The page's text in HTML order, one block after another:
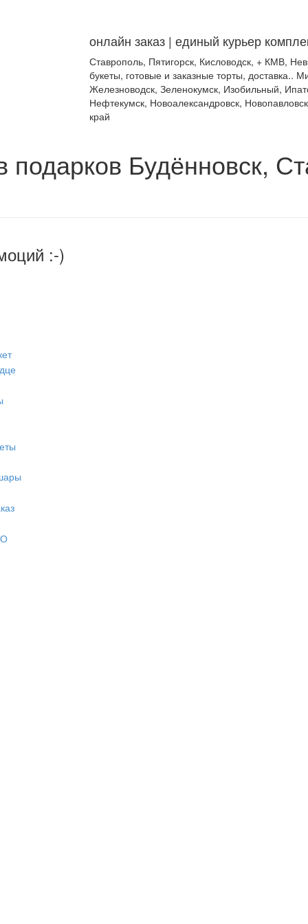
онлайн заказ | единый курьер
Ставрополь, Пятигорск, Кисловодск, + КМВ,
букеты, готовые и заказные торты, доставка..
Железноводск, Зеленокумск, Изобильный,
Нефтекумск, Новоалександровск,
край
Будённовск,
:-)